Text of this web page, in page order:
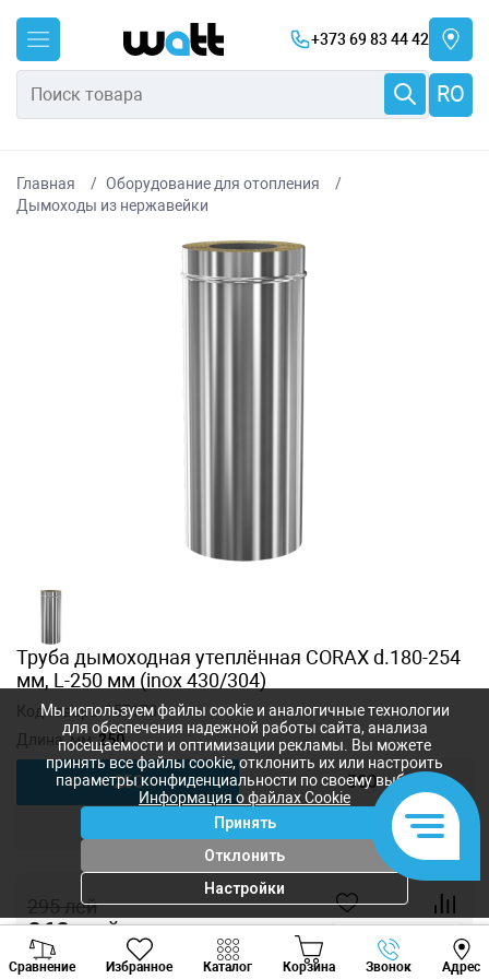
+373 69 83 44 42
RO
Главная
Оборудование для отопления
Дымоходы из нержавейки
Труба дымоходная утеплённая CORAX d.180-254
мм, L-250 мм (inox 430/304)
Код товара:157170
Длина, мм:250
250 500
295лей
263лей
Сравнение Избранное Каталог Корзина Звонок Адрес
Viber Whatsapp
Мы используем файлы cookie и аналогичные технологии
для обеспечения надежной работы сайта, анализа
посещаемости и оптимизации рекламы. Вы можете
принять все файлы cookie, отклонить их или настроить
параметры конфиденциальности по своему выбору.
Информация о файлах Cookie
Принять
Отклонить
Настройки